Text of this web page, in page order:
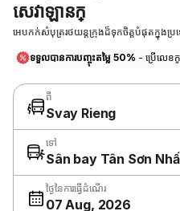
សេវាឡានក្
អេបកក់សំបុត្ររថយន្តក្រុងដ៏ទុកចិត្តបំផុតក្នុងប្រ
ទទួលបានការបញ្ចុះតម្លៃ 50% - ប្រើលេខ
ពី
Svay Rieng
ទៅ
Sân bay Tân Sơn
ថ្ងៃនៃការធ្វើដំណើរ
07 Aug, 2026